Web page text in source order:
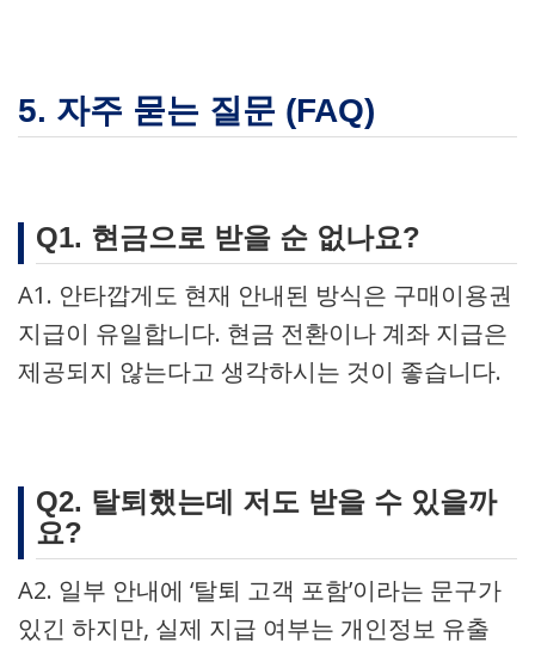
5. 자주 묻는 질문 (FAQ)
Q1. 현금으로 받을 순 없나요?
A1. 안타깝게도 현재 안내된 방식은 구매이용권
지급이 유일합니다. 현금 전환이나 계좌 지급은
제공되지 않는다고 생각하시는 것이 좋습니다.
Q2. 탈퇴했는데 저도 받을 수 있을까
요?
A2. 일부 안내에 ‘탈퇴 고객 포함’이라는 문구가
있긴 하지만, 실제 지급 여부는 개인정보 유출